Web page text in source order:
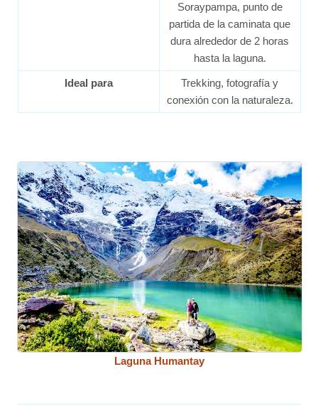
Soraypampa, punto de
partida de la caminata que
dura alrededor de 2 horas
hasta la laguna.
Ideal para
Trekking, fotografía y
conexión con la naturaleza.
Laguna Humantay